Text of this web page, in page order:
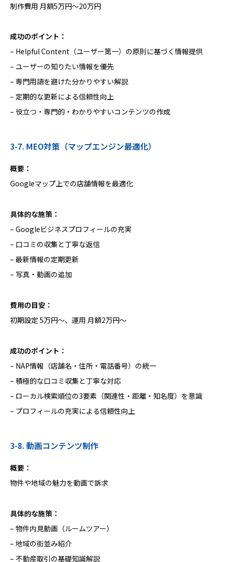
制作費用 月額5万円〜20万円
成功のポイント：
– Helpful Content（ユーザー第一）の原則に基づく情報提供
– ユーザーの知りたい情報を優先
– 専門用語を避けた分かりやすい解説
– 定期的な更新による信頼性向上
– 役立つ・専門的・わかりやすいコンテンツの作成
3-7. MEO対策（マップエンジン最適化）
概要：
Googleマップ上での店舗情報を最適化
具体的な施策：
– Googleビジネスプロフィールの充実
– 口コミの収集と丁寧な返信
– 最新情報の定期更新
– 写真・動画の追加
費用の目安：
初期設定 5万円〜、運用 月額2万円〜
成功のポイント：
– NAP情報（店舗名・住所・電話番号）の統一
– 積極的な口コミ収集と丁寧な対応
– ローカル検索順位の3要素（関連性・距離・知名度）を意識
– プロフィールの充実による信頼性向上
3-8. 動画コンテンツ制作
概要：
物件や地域の魅力を動画で訴求
具体的な施策：
– 物件内見動画（ルームツアー）
– 地域の街並み紹介
– 不動産取引の基礎知識解説